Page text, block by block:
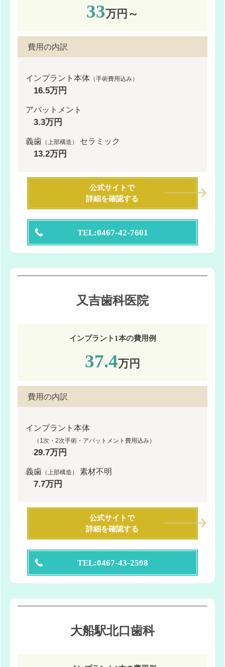
又吉歯科医院
インプラント1本の費用例
37.4万円
費用の内訳
インプラント本体
（1次・2次手術・アバットメント費用込み）
29.7万円
義歯 （上部構造） 素材不明
7.7万円
公式サイトで
詳細を確認する
TEL:0467-43-2598
33万円～
費用の内訳
インプラント本体 （手術費用込み）
16.5万円
アバットメント
3.3万円
義歯 （上部構造） セラミック
13.2万円
公式サイトで
詳細を確認する
TEL:0467-42-7601
大船駅北口歯科